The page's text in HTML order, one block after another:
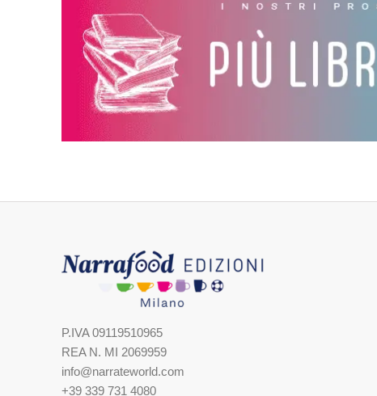
P.IVA 09119510965
REA N. MI 2069959
info@narrateworld.com
+39 339 731 4080